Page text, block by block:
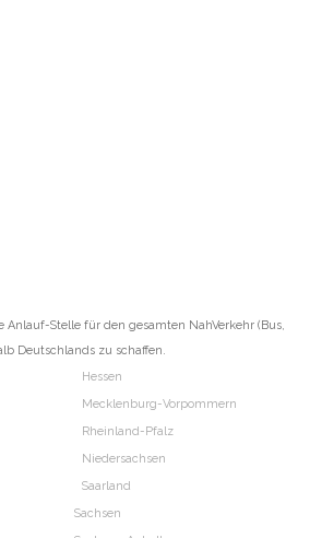
Anlauf-Stelle für den gesamten NahVerkehr (Bus,
Deutschlands zu schaffen.
Hessen
Mecklenburg-Vorpommern
Rheinland-Pfalz
Niedersachsen
Saarland
Sachsen